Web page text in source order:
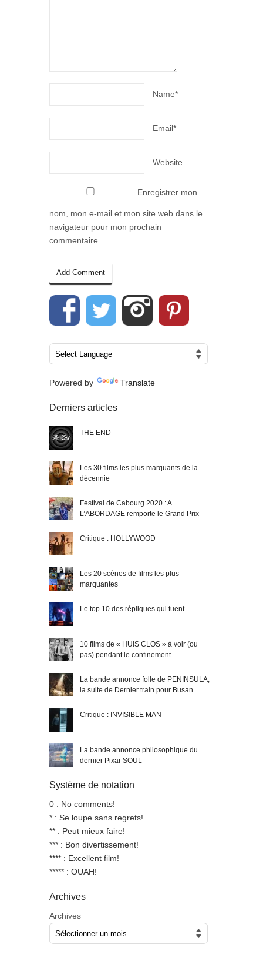
Name*
Email*
Website
Enregistrer mon
nom, mon e-mail et mon site web dans le
navigateur pour mon prochain
commentaire.
Powered by Translate
Derniers articles
THE END
Les 30 films les plus marquants de la
décennie
Festival de Cabourg 2020 : A
L’ABORDAGE remporte le Grand Prix
Critique : HOLLYWOOD
Les 20 scènes de films les plus
marquantes
Le top 10 des répliques qui tuent
10 films de « HUIS CLOS » à voir (ou
pas) pendant le confinement
La bande annonce folle de PENINSULA,
la suite de Dernier train pour Busan
Critique : INVISIBLE MAN
La bande annonce philosophique du
dernier Pixar SOUL
Système de notation
0 : No comments!
* : Se loupe sans regrets!
** : Peut mieux faire!
*** : Bon divertissement!
**** : Excellent film!
***** : OUAH!
Archives
Archives